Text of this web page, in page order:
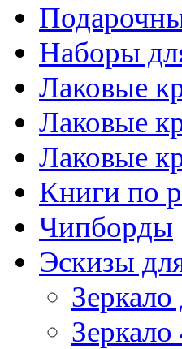
Наборы
Лаковые
Лаковые
Лаковые
Книги по
Чипборды
Эскизы